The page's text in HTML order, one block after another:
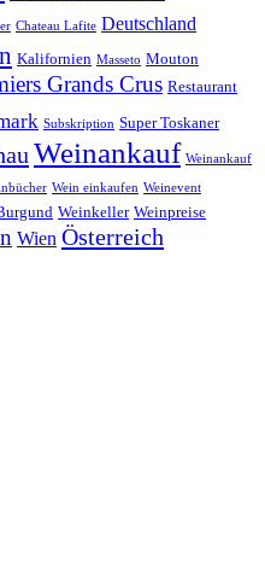
Chateau Lafite Deutschland
Kalifornien Masseto Mouton
Grands Crus Restaurant
Subskription Super Toskaner
Weinankauf Weinankauf
Wein einkaufen Weinevent
Weinkeller Weinpreise
Wien Österreich